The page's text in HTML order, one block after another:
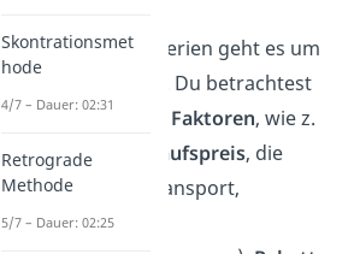
Entscheidungskriterien geht es um
feste Zahlenwerte. Du betrachtest
alsoverschiedene Faktoren, wie z.
B. denListeneinkaufspreis, die
Bezugskosten
(Transport,
Verpackung,
Skontrationsmet
hode
4/7 – Dauer: 02:31
Retrograde
Methode
5/7 – Dauer: 02:25